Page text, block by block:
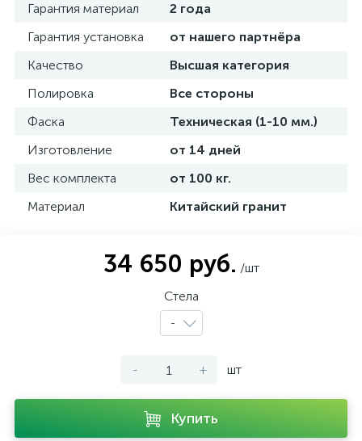
Гарантия материал
2 года
Гарантия установка
от нашего партнёра
Качество
Высшая категория
Полировка
Все стороны
Фаска
Техническая (1-10 мм.)
Изготовление
от 14 дней
Вес комплекта
от 100 кг.
Материал
Китайский гранит
34 650 руб. /шт
Стела
-
- + шт
Купить